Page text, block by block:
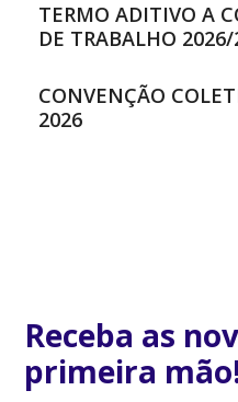
TERMO ADITIVO A
DE TRABALHO
CONVENÇÃO
2026
Receba as
primeira